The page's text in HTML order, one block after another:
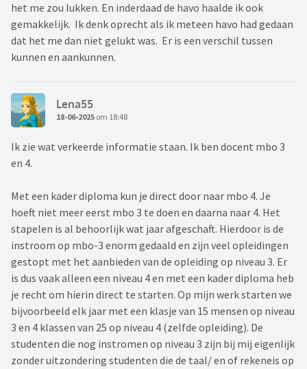
het me zou lukken. En inderdaad de havo haalde ik ook
gemakkelijk. Ik denk oprecht als ik meteen havo had gedaan
dat het me dan niet gelukt was. Er is een verschil tussen
kunnen en aankunnen.
Lena55
18-06-2025 om 18:48
Ik zie wat verkeerde informatie staan. Ik ben docent mbo 3
en 4.
Met een kader diploma kun je direct door naar mbo 4. Je
hoeft niet meer eerst mbo 3 te doen en daarna naar 4. Het
stapelen is al behoorlijk wat jaar afgeschaft. Hierdoor is de
instroom op mbo-3 enorm gedaald en zijn veel opleidingen
gestopt met het aanbieden van de opleiding op niveau 3. Er
is dus vaak alleen een niveau 4 en met een kader diploma heb
je recht om hierin direct te starten. Op mijn werk starten we
bijvoorbeeld elk jaar met een klasje van 15 mensen op niveau
3 en 4 klassen van 25 op niveau 4 (zelfde opleiding). De
studenten die nog instromen op niveau 3 zijn bij mij eigenlijk
zonder uitzondering studenten die de taal/ en of rekeneis op